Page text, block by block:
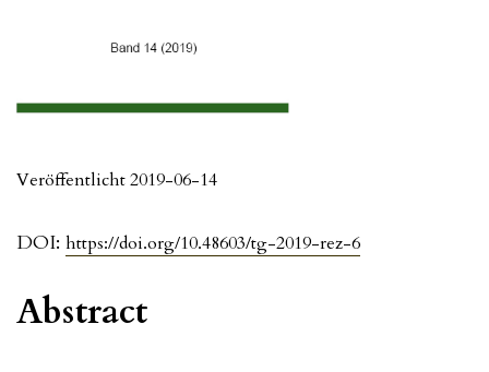
DOI: https://doi.org/10.48603/tg-2019-rez-6
Veröffentlicht 2019-06-14
Abstract